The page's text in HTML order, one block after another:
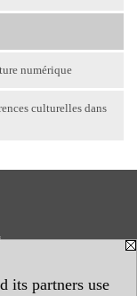
its partners use
numérique
culturelles dans